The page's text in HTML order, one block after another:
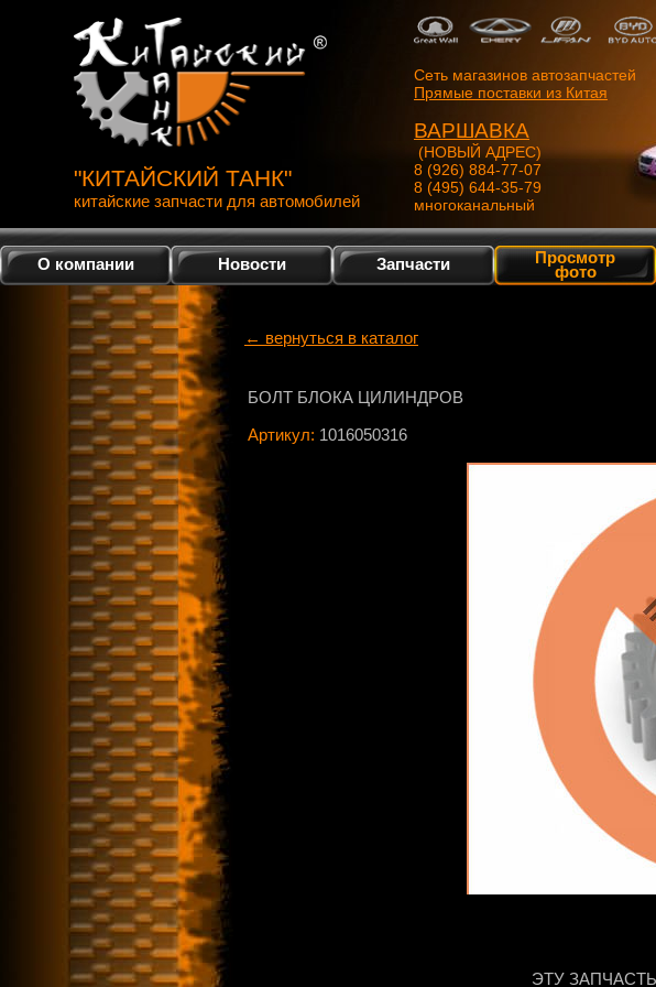
"КИТАЙСКИЙ ТАНК"
китайские запчасти для автомобилей
Сеть магазинов автозапчастей
Прямые поставки из Китая
ВАРШАВКА
(НОВЫЙ АДРЕС)
8 (926) 884-77-07
8 (495) 644-35-79
многоканальный
О компании Новости Запчасти Просмотр
фото
← вернуться в каталог
БОЛТ БЛОКА ЦИЛИНДРОВ
Артикул: 1016050316
ЭТУ